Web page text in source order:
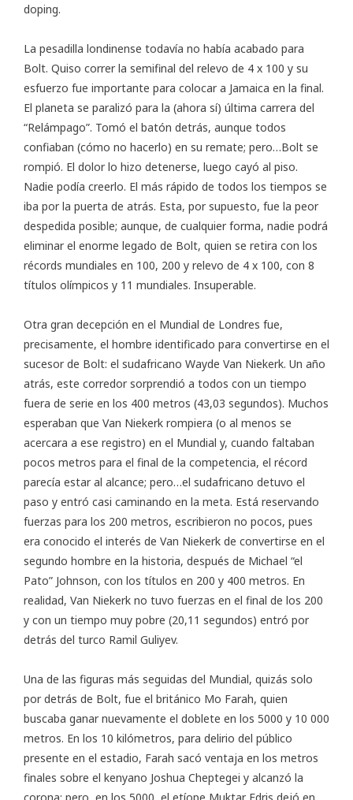
doping.
La pesadilla londinense todavía no había acabado para
Bolt. Quiso correr la semifinal del relevo de 4 x 100 y su
esfuerzo fue importante para colocar a Jamaica en la final.
El planeta se paralizó para la (ahora sí) última carrera del
“Relámpago”. Tomó el batón detrás, aunque todos
confiaban (cómo no hacerlo) en su remate; pero…Bolt se
rompió. El dolor lo hizo detenerse, luego cayó al piso.
Nadie podía creerlo. El más rápido de todos los tiempos se
iba por la puerta de atrás. Esta, por supuesto, fue la peor
despedida posible; aunque, de cualquier forma, nadie podrá
eliminar el enorme legado de Bolt, quien se retira con los
récords mundiales en 100, 200 y relevo de 4 x 100, con 8
títulos olímpicos y 11 mundiales. Insuperable.
Otra gran decepción en el Mundial de Londres fue,
precisamente, el hombre identificado para convertirse en el
sucesor de Bolt: el sudafricano Wayde Van Niekerk. Un año
atrás, este corredor sorprendió a todos con un tiempo
fuera de serie en los 400 metros (43,03 segundos). Muchos
esperaban que Van Niekerk rompiera (o al menos se
acercara a ese registro) en el Mundial y, cuando faltaban
pocos metros para el final de la competencia, el récord
parecía estar al alcance; pero…el sudafricano detuvo el
paso y entró casi caminando en la meta. Está reservando
fuerzas para los 200 metros, escribieron no pocos, pues
era conocido el interés de Van Niekerk de convertirse en el
segundo hombre en la historia, después de Michael “el
Pato” Johnson, con los títulos en 200 y 400 metros. En
realidad, Van Niekerk no tuvo fuerzas en el final de los 200
y con un tiempo muy pobre (20,11 segundos) entró por
detrás del turco Ramil Guliyev.
Una de las figuras más seguidas del Mundial, quizás solo
por detrás de Bolt, fue el británico Mo Farah, quien
buscaba ganar nuevamente el doblete en los 5000 y 10 000
metros. En los 10 kilómetros, para delirio del público
presente en el estadio, Farah sacó ventaja en los metros
finales sobre el kenyano Joshua Cheptegei y alcanzó la
corona; pero, en los 5000, el etíope Muktar Edris dejó en